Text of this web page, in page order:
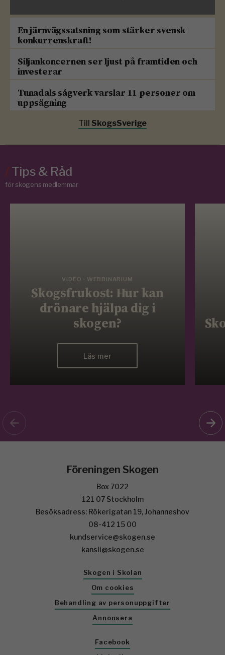
En järnvägssatsning som stärker svensk
konkurrenskraft!
Siljankoncernen ser ljust på framtiden och
investerar
Tunadals sågverk varslar 11 personer om
uppsägning
Till SkogsSverige
/Tips & Råd
för skogens medlemmar
VIDEO - WEBBINARIUM
Skogsfrukost: Hur kan
drönare hjälpa dig i
skogen?
Läs mer
Föreningen Skogen
Box 7022
121 07 Stockholm
Besöksadress: Rökerigatan 19, Johanneshov
08-412 15 00
kundservice@skogen.se
kansli@skogen.se
Skogen i Skolan
Om cookies
Behandling av personuppgifter
Annonsera
Facebook